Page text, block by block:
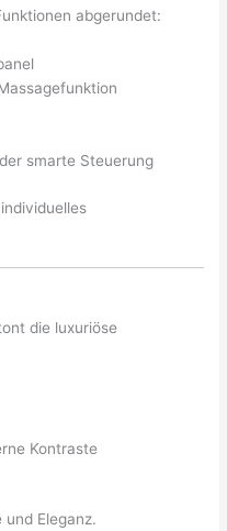
abgerundet:
smarte Steuerung
die luxuriöse
Kontraste
Eleganz.